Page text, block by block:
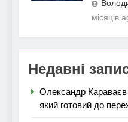
місяців
Недавні
Олександр
який готовий до